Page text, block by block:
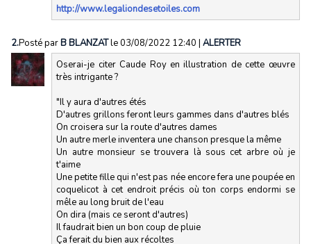
http://www.legaliondesetoiles.com
2.Posté parB BLANZATle 03/08/2022 12:40 | ALERTER
Oserai-je citer Caude Roy en illustration de cette œuvre
très intrigante ?
"Il y aura d'autres étés
D'autres grillons feront leurs gammes dans d'autres blés
On croisera sur la route d'autres dames
Un autre merle inventera une chanson presque la même
Un autre monsieur se trouvera là sous cet arbre où je
t'aime
Une petite fille qui n'est pas née encore fera une poupée en
coquelicot à cet endroit précis où ton corps endormi se
mêle au long bruit de l'eau
On dira (mais ce seront d'autres)
Il faudrait bien un bon coup de pluie
Ça ferait du bien aux récoltes